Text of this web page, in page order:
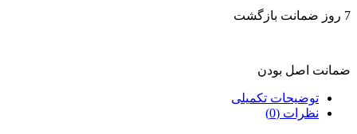
7 روز ضمانت بازگشت
ضمانت اصل بودن
توضیحات تکمیلی
نظرات (0)